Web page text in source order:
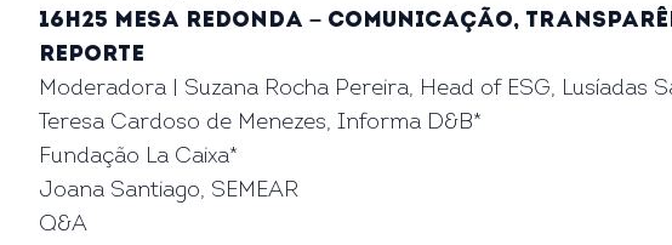
16h25 Mesa Redonda – Comunicação,
reporte
Moderadora | Suzana Rocha Pereira, Head of ESG, Lusíadas
Teresa Cardoso de Menezes, Informa D&B*
Fundação La Caixa*
Joana Santiago, SEMEAR
Q&A